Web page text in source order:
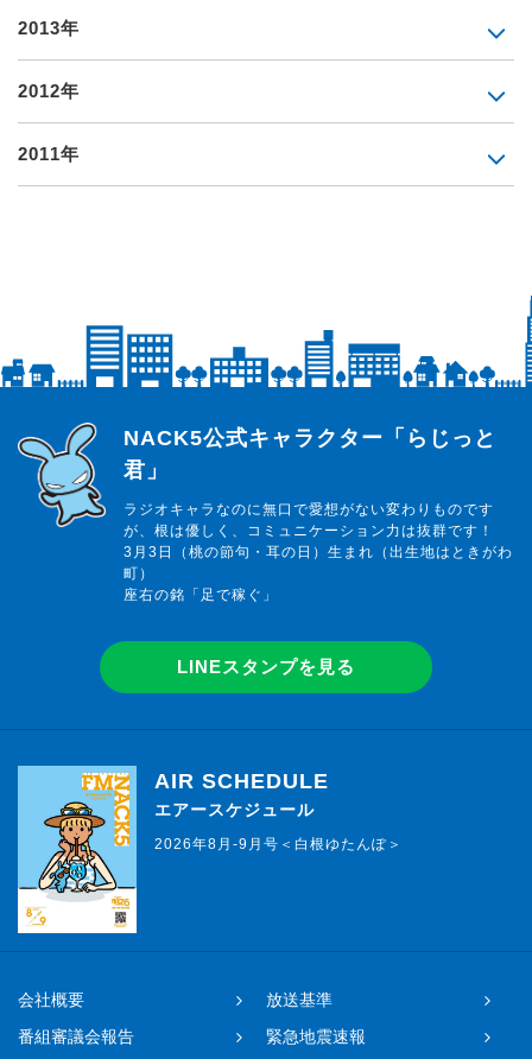
2013年
2012年
2011年
らじっと君
NACK5公式キャラクター「らじっと
君」
ラジオキャラなのに無口で愛想がない変わりものです
が、根は優しく、コミュニケーション力は抜群です！
3月3日（桃の節句・耳の日）生まれ（出生地はときがわ
町）
座右の銘「足で稼ぐ」
LINEスタンプを見る
AIR SCHEDULE
エアースケジュール
2026年8月-9月号＜白根ゆたんぽ＞
会社概要
放送基準
番組審議会報告
緊急地震速報